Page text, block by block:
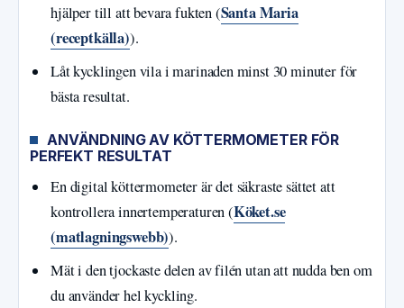
hjälper till att bevara fukten (Santa Maria
(receptkälla)).
Låt kycklingen vila i marinaden minst 30 minuter för
bästa resultat.
ANVÄNDNING AV KÖTTERMOMETER FÖR
PERFEKT RESULTAT
En digital köttermometer är det säkraste sättet att
kontrollera innertemperaturen (Köket.se
(matlagningswebb)).
Mät i den tjockaste delen av filén utan att nudda ben om
du använder hel kyckling.